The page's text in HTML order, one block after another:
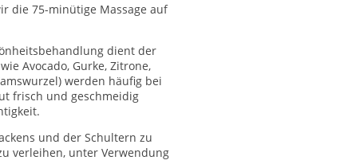
die 75-minütige Massage auf
dient der
Avocado, Gurke, Zitrone,
werden häufig bei
frisch und geschmeidig
und der Schultern zu
verleihen, unter Verwendung